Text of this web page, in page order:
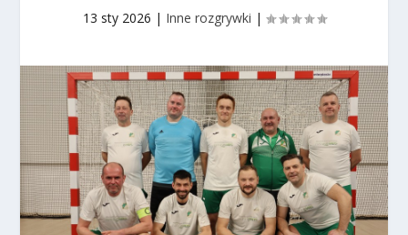
13 sty 2026 | Inne rozgrywki |